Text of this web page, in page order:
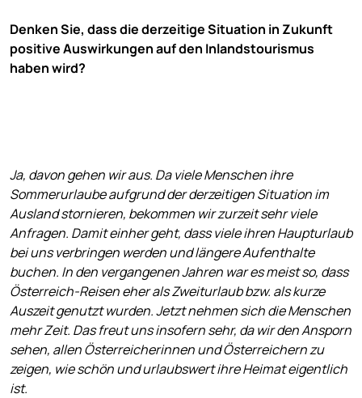
Denken Sie, dass die derzeitige Situation in Zukunft
positive Auswirkungen auf den Inlandstourismus
haben wird?
Ja, davon gehen wir aus. Da viele Menschen ihre
Sommerurlaube aufgrund der derzeitigen Situation im
Ausland stornieren, bekommen wir zurzeit sehr viele
Anfragen. Damit einher geht, dass viele ihren Haupturlaub
bei uns verbringen werden und längere Aufenthalte
buchen. In den vergangenen Jahren war es meist so, dass
Österreich-Reisen eher als Zweiturlaub bzw. als kurze
Auszeit genutzt wurden. Jetzt nehmen sich die Menschen
mehr Zeit. Das freut uns insofern sehr, da wir den Ansporn
sehen, allen Österreicherinnen und Österreichern zu
zeigen, wie schön und urlaubswert ihre Heimat eigentlich
ist.